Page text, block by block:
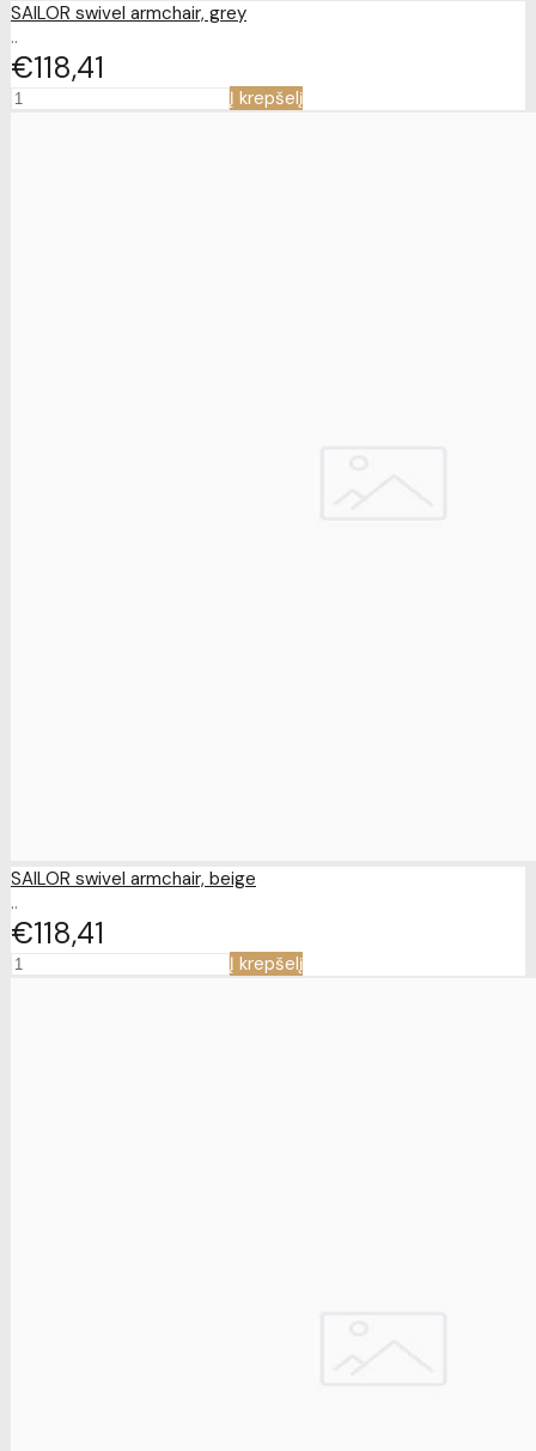
SAILOR swivel armchair, grey
..
€118 41
Į krepšelį
SAILOR swivel armchair, beige
..
€118 41
Į krepšelį